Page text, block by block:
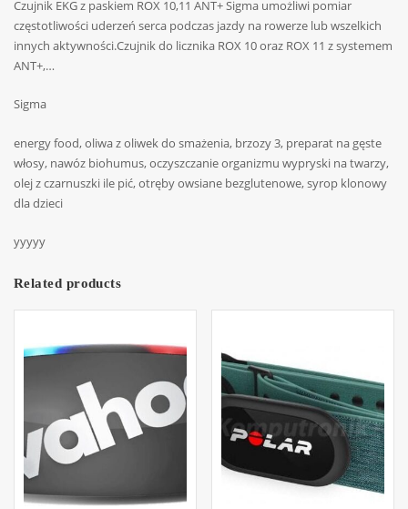
Czujnik EKG z paskiem ROX 10,11 ANT+ Sigma umożliwi pomiar
częstotliwości uderzeń serca podczas jazdy na rowerze lub wszelkich
innych aktywności.Czujnik do licznika ROX 10 oraz ROX 11 z systemem
ANT+,…
Sigma
energy food, oliwa z oliwek do smażenia, brzozy 3, preparat na gęste
włosy, nawóz biohumus, oczyszczanie organizmu wypryski na twarzy,
olej z czarnuszki ile pić, otręby owsiane bezglutenowe, syrop klonowy
dla dzieci
yyyyy
Related products